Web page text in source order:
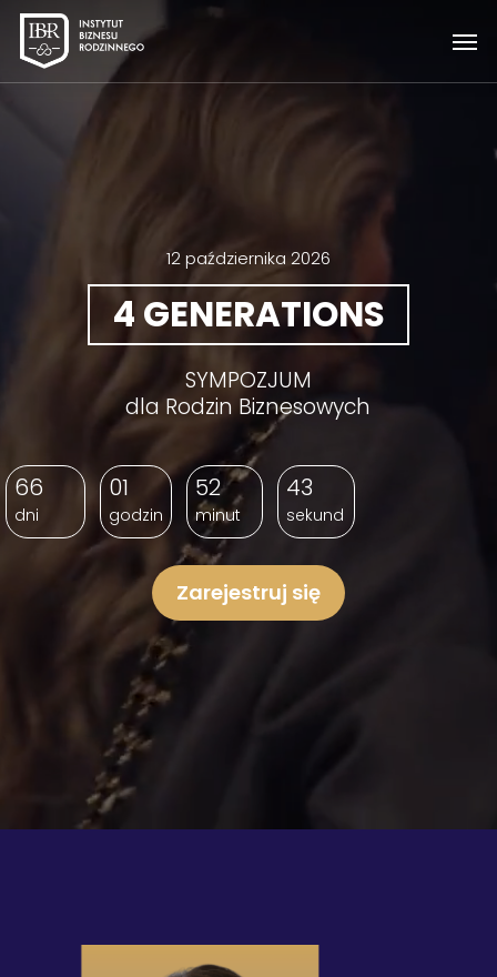
Skip
main
12 października 2026
4 GENERATIONS
SYMPOZJUM
dla Rodzin Biznesowych
66
dni
01
godzin
52
minut
41
sekund
Zarejestruj się